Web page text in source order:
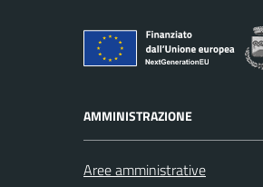
AMMINISTRAZIONE
Aree amministrative